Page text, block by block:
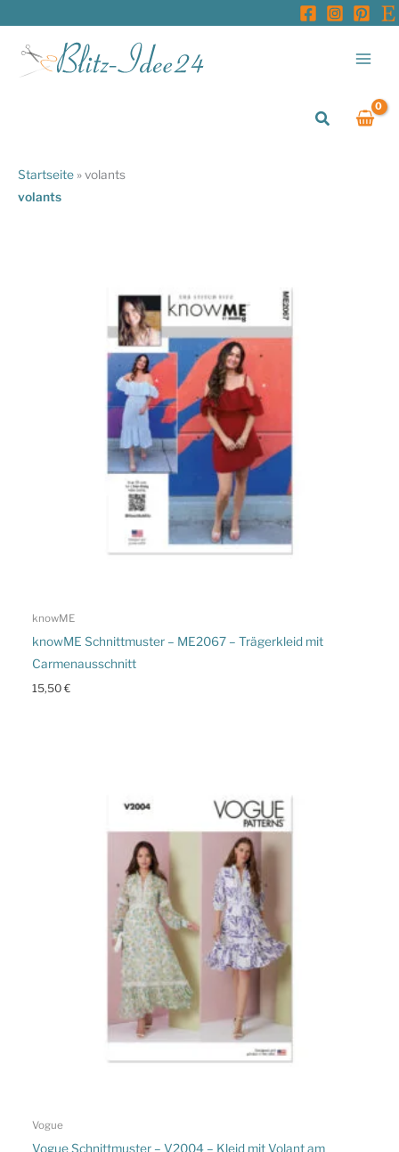
springen
Suchen
Startseite »volants
volants
knowME
knowME Schnittmuster – ME2067 – Trägerkleid mit
Carmenausschnitt
15,50€
Vogue
Vogue Schnittmuster – V2004 – Kleid mit Volant am